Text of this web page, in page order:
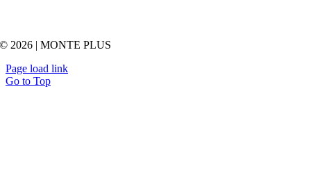
© 2026 | MONTE PLUS
Page load link
Go to Top